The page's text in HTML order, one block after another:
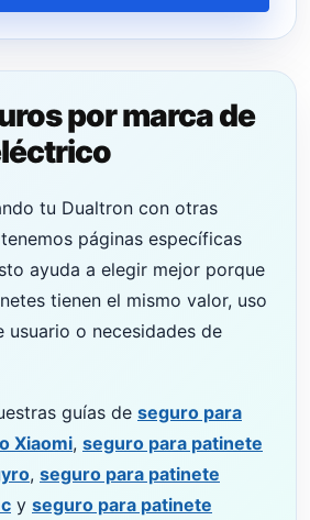
por marca de
tu Dualtron con otras
páginas específicas
ayuda a elegir mejor porque
tienen el mismo valor, uso
usuario o necesidades de
guías de seguro para
Xiaomi, seguro para patinete
, seguro para patinete
y seguro para patinete